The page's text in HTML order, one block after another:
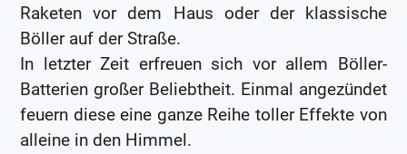
Raketen vor dem Haus oder der klassische
Böller auf der Straße.
In letzter Zeit erfreuen sich vor allem Böller-
Batterien großer Beliebtheit. Einmal angezündet
feuern diese eine ganze Reihe toller Effekte von
alleine in den Himmel.